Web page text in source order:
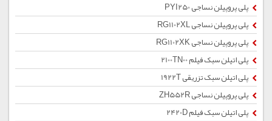
پلی پروپیلن نساجی PYI250
پلی پروپیلن نساجی RG1102XL
پلی پروپیلن نساجی RG1102XK
پلی اتیلن سبک فیلم 2100TN00
پلی اتیلن سبک تزریقی 1922T
پلی پروپیلن نساجی ZH552R
پلی اتیلن سبک فیلم 2420D